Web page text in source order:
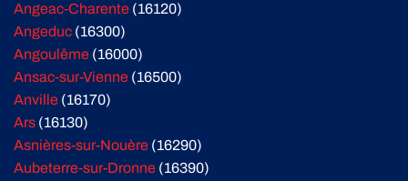
Angeac-Charente (16120)
Angeduc (16300)
Angoulême (16000)
Ansac-sur-Vienne (16500)
Anville (16170)
Ars (16130)
Asnières-sur-Nouère (16290)
Aubeterre-sur-Dronne (16390)